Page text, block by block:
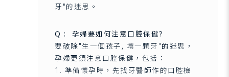
牙"的迷思。
Q : 孕婦要如何注意口腔保健?
要破除"生一個孩子, 壞一顆牙"的迷思，
孕婦更須注意口腔保健，包括：
1. 準備懷孕時，先找牙醫師作的口腔檢